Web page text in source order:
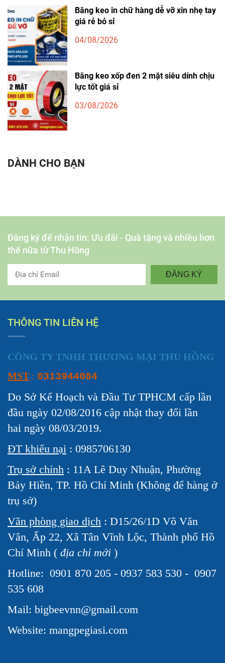
Băng keo in chữ hàng dễ vỡ xin nhẹ tay
giá rẻ bỏ sỉ
04/08/2026
Băng keo xốp đen 2 mặt siêu dính chịu
lực tốt giá sỉ
03/08/2026
DÀNH CHO BẠN
Đăng ký để nhận tin: Ưu đãi - Quà tặng và nhiều hơn
thế nữa từ Thu Hồng
ĐĂNG KÝ
THÔNG TIN LIÊN HỆ
CÔNG TY TNHH THƯƠNG MẠI THU HỒNG
MST : 0313944084
Do Sở Kế Hoạch và Đầu Tư TPHCM cấp lần
đầu ngày 02/08/2016 cập nhật thay đổi lần
hai ngày 08/03/2019.
ĐT khiếu nại : 0985706130
Trụ sở chính : 11A Lê Duy Nhuận, Phường
Bảy Hiền, TP. Hồ Chí Minh (Không để hàng ở
trụ sở)
Văn phòng giao dịch : D15/26/1D Võ Văn
Vân, Ấp 22, Xã Tân Vĩnh Lộc, Thành phố Hồ
Chí Minh ( địa chỉ mới )
Hotline: 0901 870 205 - 0937 583 530 - 0907
535 608
Mail: bigbeevnn@gmail.com
Website: mangpegiasi.com